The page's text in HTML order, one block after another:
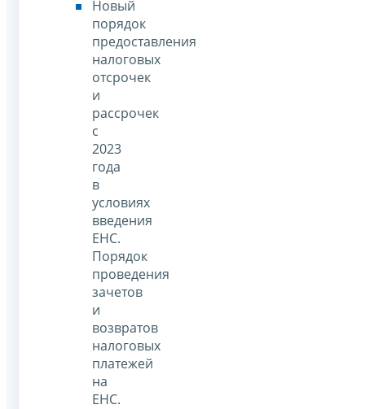
Новый
порядок
предоставления
налоговых
отсрочек
и
рассрочек
с
2023
года
в
условиях
введения
ЕНС.
Порядок
проведения
зачетов
и
возвратов
налоговых
платежей
на
ЕНС.